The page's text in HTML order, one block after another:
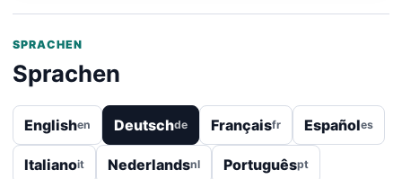
SPRACHEN
Sprachen
Englishen Deutschde Françaisfr Españoles
Italianoit Nederlandsnl Portuguêspt